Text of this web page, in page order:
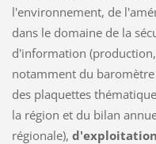
l'environnement, de
dans le domaine de la
d'information
notamment du
des plaquettes
la région et du bilan
régionale),